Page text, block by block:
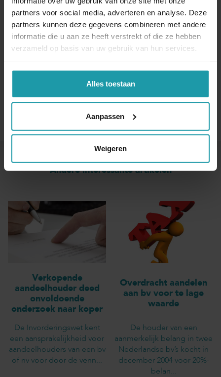
partners voor social media, adverteren en analyse. Deze
partners kunnen deze gegevens combineren met andere
informatie die u aan ze heeft verstrekt of die ze hebben
verzameld op basis van uw gebruik van hun services.
Alles toestaan
Aanpassen
Weigeren
Naam*
Andere interessante artikelen
Verkopende
aandeelhouder deed
onvoldoende
onderzoek naar koper
De Invorderingswet kent
een aansprakelijkheid voor
aandeelhouders van een bv
of nv voor door de venn...
Overdracht aandelen
aan bv voor te lage
waarde
De houder van een
aanmerkelijk belang in twee
Nederlandse bv’s kocht in
december 2004 voor 20%-
belan...